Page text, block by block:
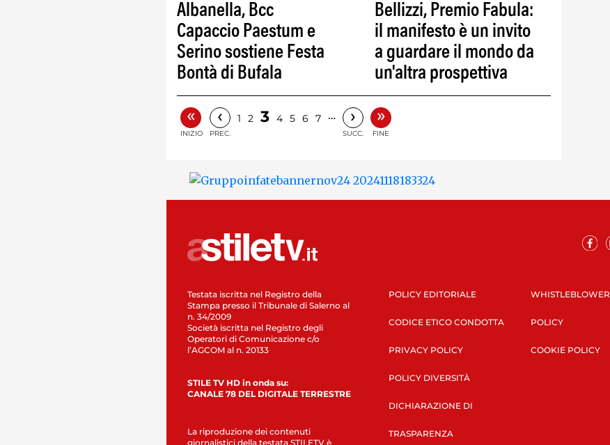
Albanella, Bcc
Capaccio Paestum e
Serino sostiene Festa
Bontà di Bufala
Bellizzi, Premio Fabula:
il manifesto è un invito
a guardare il mondo da
un'altra prospettiva
«
INIZIO
‹
PREC.
1 2 3 4 5 6 7 … ›
SUCC.
»
FINE
Testata iscritta nel Registro della
Stampa presso il Tribunale di Salerno al
n. 34/2009
Società iscritta nel Registro degli
Operatori di Comunicazione c/o
l’AGCOM al n. 20133
STILE TV HD in onda su:
CANALE 78 DEL DIGITALE TERRESTRE
La riproduzione dei contenuti
giornalistici della testata STILETV è
POLICY EDITORIALE
CODICE ETICO CONDOTTA
PRIVACY POLICY
POLICY DIVERSITÀ
DICHIARAZIONE DI
TRASPARENZA
WHISTLEBLOWER
POLICY
COOKIE POLICY